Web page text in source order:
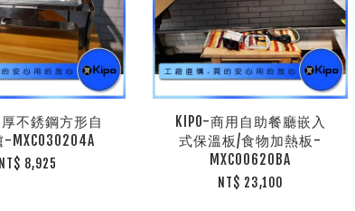
厚不銹鋼方形自
MXC030204A
NT$ 8,925
KIPO-商用自助餐廳嵌入
式保溫板/食物加熱板-
MXC00620BA
NT$ 23,100